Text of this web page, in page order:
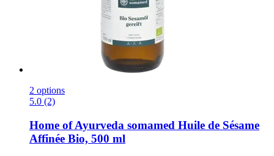
2 options
5.0 (2)
Home of Ayurveda somamed Huile de Sésame
Affinée Bio, 500 ml